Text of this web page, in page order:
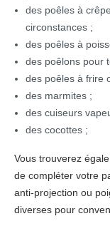
des poêles à
circonstances ;
des poêles à
des poêlons pour
des poêles à frire
des marmites ;
des cuiseurs
des cocottes ;
Vous trouverez
de compléter votre
anti-projection ou
diverses pour